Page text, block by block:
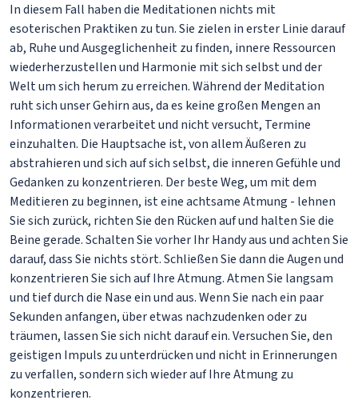
In diesem Fall haben die Meditationen nichts mit
esoterischen Praktiken zu tun. Sie zielen in erster Linie darauf
ab, Ruhe und Ausgeglichenheit zu finden, innere Ressourcen
wiederherzustellen und Harmonie mit sich selbst und der
Welt um sich herum zu erreichen. Während der Meditation
ruht sich unser Gehirn aus, da es keine großen Mengen an
Informationen verarbeitet und nicht versucht, Termine
einzuhalten. Die Hauptsache ist, von allem Äußeren zu
abstrahieren und sich auf sich selbst, die inneren Gefühle und
Gedanken zu konzentrieren. Der beste Weg, um mit dem
Meditieren zu beginnen, ist eine achtsame Atmung - lehnen
Sie sich zurück, richten Sie den Rücken auf und halten Sie die
Beine gerade. Schalten Sie vorher Ihr Handy aus und achten Sie
darauf, dass Sie nichts stört. Schließen Sie dann die Augen und
konzentrieren Sie sich auf Ihre Atmung. Atmen Sie langsam
und tief durch die Nase ein und aus. Wenn Sie nach ein paar
Sekunden anfangen, über etwas nachzudenken oder zu
träumen, lassen Sie sich nicht darauf ein. Versuchen Sie, den
geistigen Impuls zu unterdrücken und nicht in Erinnerungen
zu verfallen, sondern sich wieder auf Ihre Atmung zu
konzentrieren.